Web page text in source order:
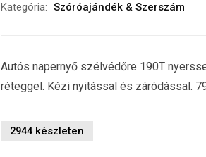
Kategória: Szóróajándék & Szerszám
Autós napernyő szélvédőre 190T
réteggel. Kézi nyitással és záródással.
2944 készleten